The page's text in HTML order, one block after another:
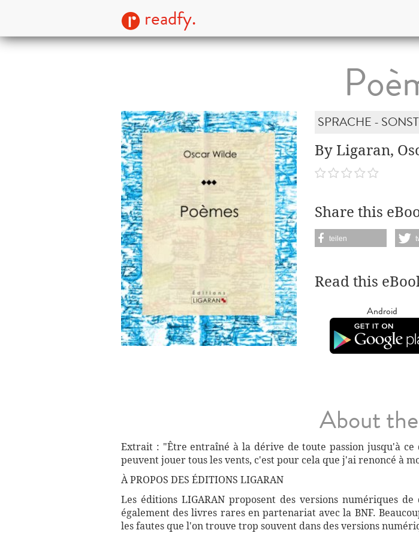
readfy.
SPRACHE -
By Ligaran,
Share this
teilen
Read this
Android
About
Extrait : "Être entraîné à la dérive de toute passion jusqu'à
peuvent jouer tous les vents, c'est pour cela que j'ai renoncé à
À PROPOS DES ÉDITIONS LIGARAN
Les éditions LIGARAN proposent des versions numériques
également des livres rares en partenariat avec la BNF.
les fautes que l'on trouve trop souvent dans des versions